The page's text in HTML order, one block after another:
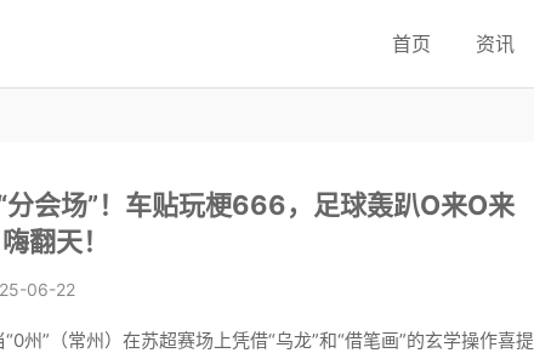
首页 资讯
会场”！车贴玩梗666，足球轰趴O来O来
嗨翻天！
06-22
州”（常州）在苏超赛场上凭借“乌龙”和“借笔画”的玄学操作喜提